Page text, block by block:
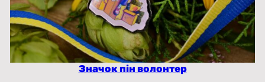
Значок пін волонтер